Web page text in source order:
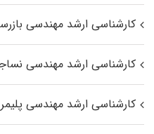
کارشناسی ارشد مهندسی
کارشناسی ارشد مهندسی
کارشناسی ارشد مهندسی